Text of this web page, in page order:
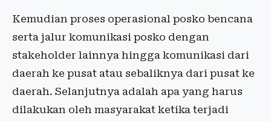
Kemudian proses operasional posko bencana
serta jalur komunikasi posko dengan
stakeholder lainnya hingga komunikasi dari
daerah ke pusat atau sebaliknya dari pusat ke
daerah. Selanjutnya adalah apa yang harus
dilakukan oleh masyarakat ketika terjadi